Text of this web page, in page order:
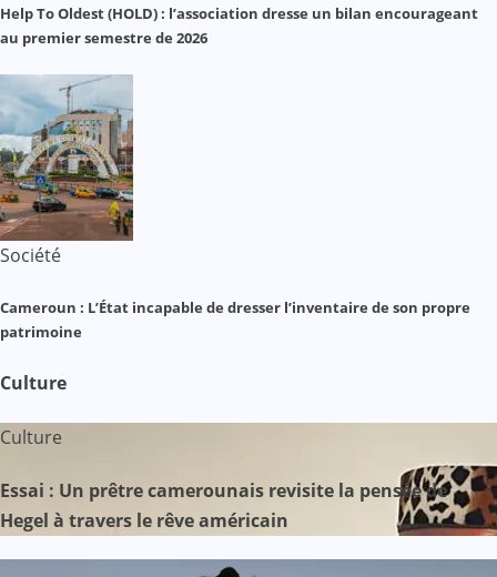
Help To Oldest (HOLD) : l’association dresse un bilan encourageant
au premier semestre de 2026
Société
Cameroun : L’État incapable de dresser l’inventaire de son propre
patrimoine
Culture
Culture
Essai : Un prêtre camerounais revisite la pensée de
Hegel à travers le rêve américain